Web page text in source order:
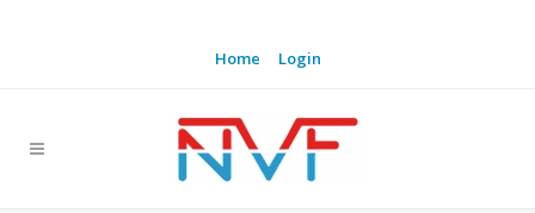
Home Login